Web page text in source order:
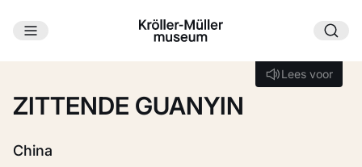
Ga naar hoofdinhoud
Lees voor
Lees voor
ZITTENDE GUANYIN
China